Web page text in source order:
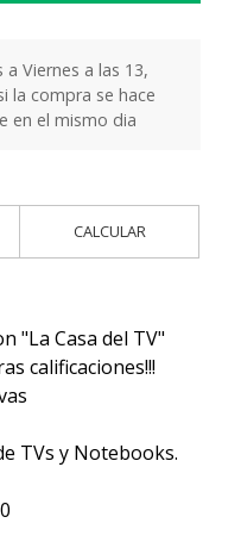
a Viernes a las 13,
la compra se hace
en el mismo dia
CALCULAR
"La Casa del TV"
calificaciones!!!
TVs y Notebooks.